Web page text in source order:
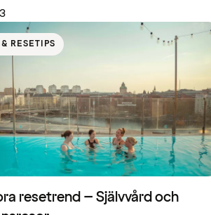
RESETIPS
resetrend – Självvård och